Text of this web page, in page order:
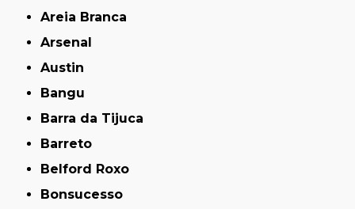
Areia Branca
Arsenal
Austin
Bangu
Barra da Tijuca
Barreto
Belford Roxo
Bonsucesso